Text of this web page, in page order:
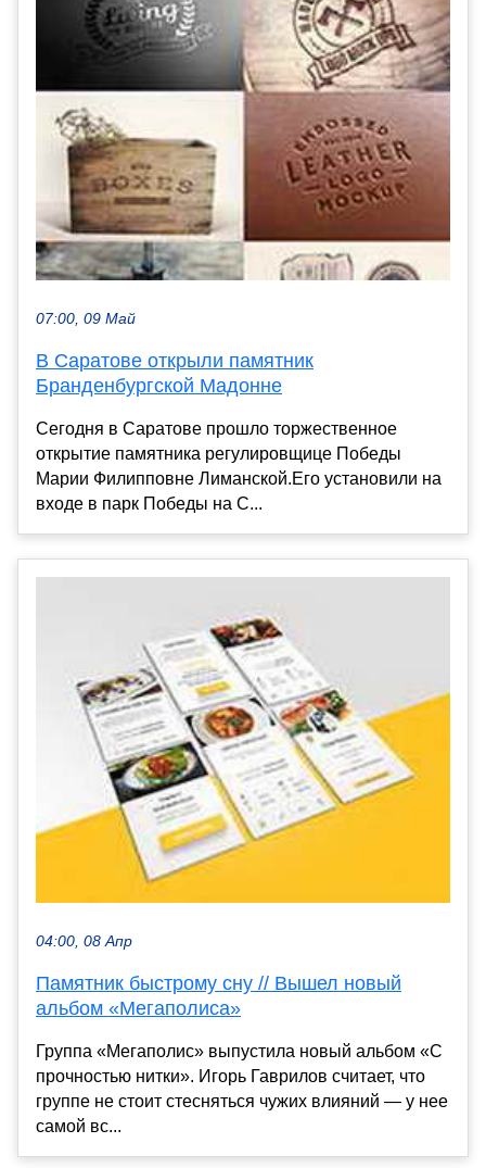
07:00, 09 Май
В Саратове открыли памятник
Бранденбургской Мадонне
Сегодня в Саратове прошло торжественное
открытие памятника регулировщице Победы
Марии Филипповне Лиманской.Его установили на
входе в парк Победы на С...
04:00, 08 Апр
Памятник быстрому сну // Вышел новый
альбом «Мегаполиса»
Группа «Мегаполис» выпустила новый альбом «С
прочностью нитки». Игорь Гаврилов считает, что
группе не стоит стесняться чужих влияний — у нее
самой вс...